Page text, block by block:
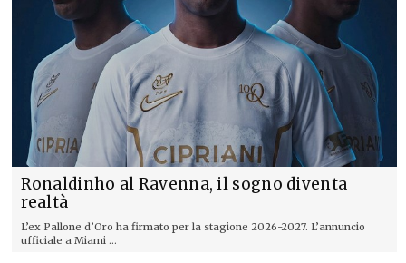
Ronaldinho al Ravenna, il sogno diventa
realtà
L’ex Pallone d’Oro ha firmato per la stagione 2026-2027. L’annuncio
ufficiale a Miami ...